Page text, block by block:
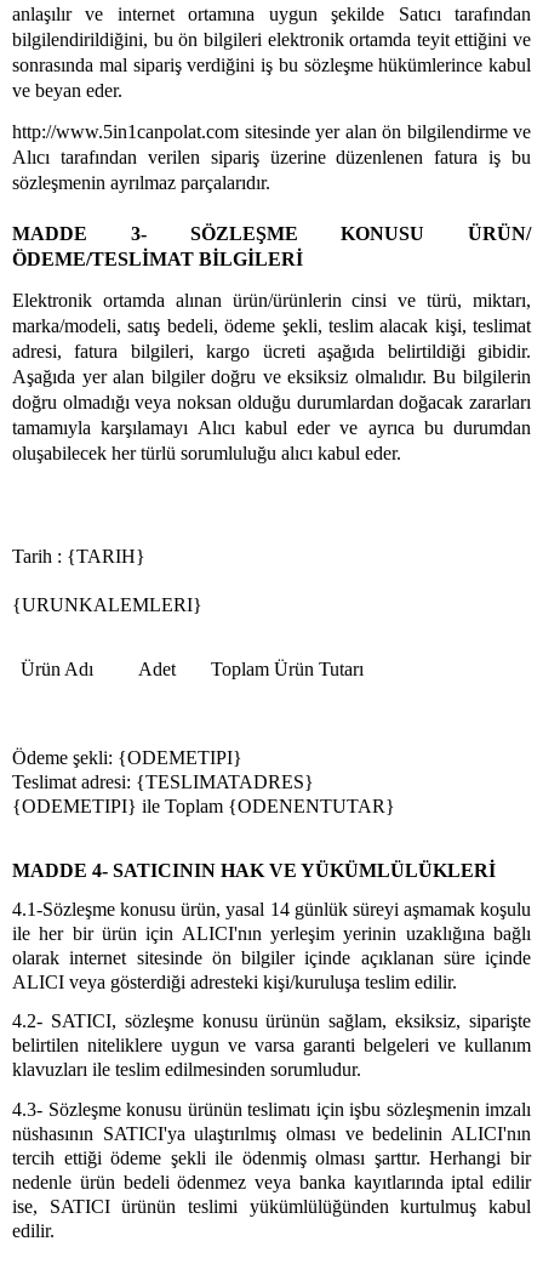
anlaşılır ve internet ortamına uygun şekilde Satıcı tarafından
bilgilendirildiğini, bu ön bilgileri elektronik ortamda teyit ettiğini ve
sonrasında mal sipariş verdiğini iş bu sözleşme hükümlerince kabul
ve beyan eder.
http://www.5in1canpolat.com sitesinde yer alan ön bilgilendirme ve
Alıcı tarafından verilen sipariş üzerine düzenlenen fatura iş bu
sözleşmenin ayrılmaz parçalarıdır.
MADDE 3- SÖZLEŞME KONUSU ÜRÜN/
ÖDEME/TESLİMAT BİLGİLERİ
Elektronik ortamda alınan ürün/ürünlerin cinsi ve türü, miktarı,
marka/modeli, satış bedeli, ödeme şekli, teslim alacak kişi, teslimat
adresi, fatura bilgileri, kargo ücreti aşağıda belirtildiği gibidir.
Aşağıda yer alan bilgiler doğru ve eksiksiz olmalıdır. Bu bilgilerin
doğru olmadığı veya noksan olduğu durumlardan doğacak zararları
tamamıyla karşılamayı Alıcı kabul eder ve ayrıca bu durumdan
oluşabilecek her türlü sorumluluğu alıcı kabul eder.
Tarih : {TARIH}
{URUNKALEMLERI}
Ürün Adı Adet Toplam Ürün Tutarı
Ödeme şekli: {ODEMETIPI}
Teslimat adresi: {TESLIMATADRES}
{ODEMETIPI} ile Toplam {ODENENTUTAR}
MADDE 4- SATICININ HAK VE YÜKÜMLÜLÜKLERİ
4.1-Sözleşme konusu ürün, yasal 14 günlük süreyi aşmamak koşulu
ile her bir ürün için ALICI'nın yerleşim yerinin uzaklığına bağlı
olarak internet sitesinde ön bilgiler içinde açıklanan süre içinde
ALICI veya gösterdiği adresteki kişi/kuruluşa teslim edilir.
4.2- SATICI, sözleşme konusu ürünün sağlam, eksiksiz, siparişte
belirtilen niteliklere uygun ve varsa garanti belgeleri ve kullanım
klavuzları ile teslim edilmesinden sorumludur.
4.3- Sözleşme konusu ürünün teslimatı için işbu sözleşmenin imzalı
nüshasının SATICI'ya ulaştırılmış olması ve bedelinin ALICI'nın
tercih ettiği ödeme şekli ile ödenmiş olması şarttır. Herhangi bir
nedenle ürün bedeli ödenmez veya banka kayıtlarında iptal edilir
ise, SATICI ürünün teslimi yükümlülüğünden kurtulmuş kabul
edilir.